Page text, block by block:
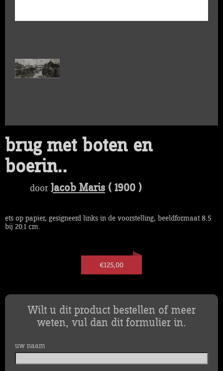
brug met boten en
boerin..
door Jacob Maris ( 1900 )
ets op papier, gesigneerd links in de voorstelling, beeldformaat 8.5
bij 20.1 cm.
€125,00
Wilt u dit product bestellen of meer
weten, vul dan dit formulier in.
uw naam